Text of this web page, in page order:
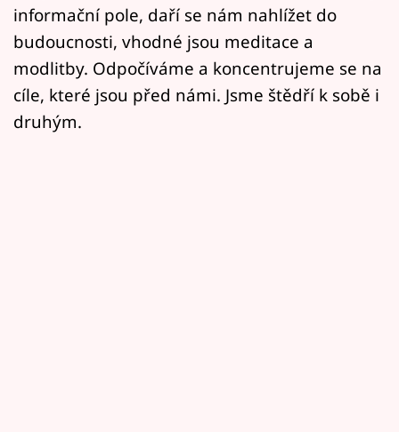
Mámy sobě
Přihlášení
Sledujte nás
informační pole, daří se nám nahlížet do
budoucnosti, vhodné jsou meditace a
modlitby. Odpočíváme a koncentrujeme se na
cíle, které jsou před námi. Jsme štědří k sobě i
druhým.